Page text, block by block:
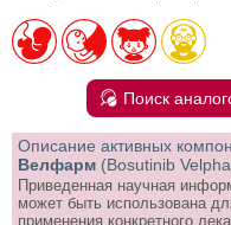
Поиск
Описание активных
Велфарм (Bosutinib
Приведенная научная
может быть использована
применения конкретного